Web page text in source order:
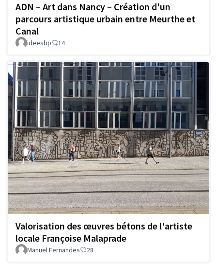
ADN – Art dans Nancy – Création d'un
parcours artistique urbain entre Meurthe et
Canal
ideesbp 14
Valorisation des œuvres bétons de l'artiste
locale Françoise Malaprade
Manuel Fernandes 28